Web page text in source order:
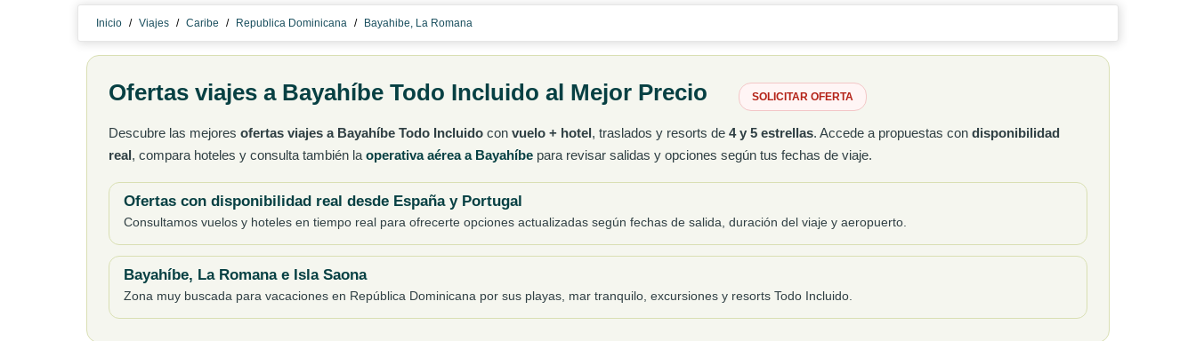
Inicio / Viajes / Caribe / Republica Dominicana / Bayahibe, La Romana
Ofertas viajes a Bayahíbe Todo Incluido al Mejor Precio SOLICITAR OFERTA
Descubre las mejores ofertas viajes a Bayahíbe Todo Incluido con vuelo + hotel, traslados y resorts de 4 y 5 estrellas. Accede a propuestas con disponibilidad
real, compara hoteles y consulta también la operativa aérea a Bayahíbe para revisar salidas y opciones según tus fechas de viaje.
Ofertas con disponibilidad real desde España y Portugal
Consultamos vuelos y hoteles en tiempo real para ofrecerte opciones actualizadas según fechas de salida, duración del viaje y aeropuerto.
Bayahíbe, La Romana e Isla Saona
Zona muy buscada para vacaciones en República Dominicana por sus playas, mar tranquilo, excursiones y resorts Todo Incluido.